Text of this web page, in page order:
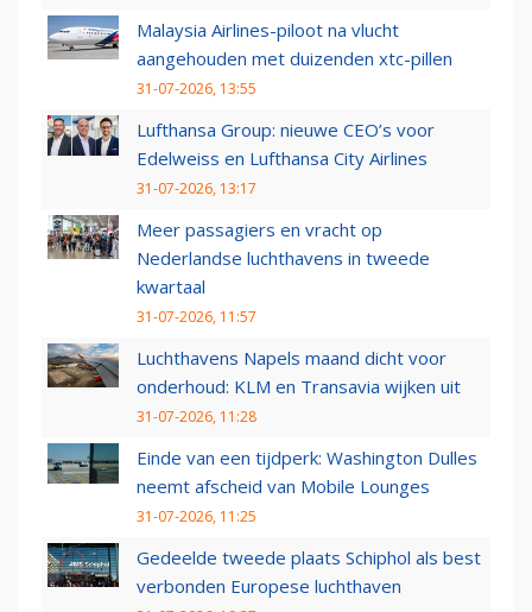
Malaysia Airlines-piloot na vlucht
aangehouden met duizenden xtc-pillen
31-07-2026, 13:55
Lufthansa Group: nieuwe CEO’s voor
Edelweiss en Lufthansa City Airlines
31-07-2026, 13:17
Meer passagiers en vracht op
Nederlandse luchthavens in tweede
kwartaal
31-07-2026, 11:57
Luchthavens Napels maand dicht voor
onderhoud: KLM en Transavia wijken uit
31-07-2026, 11:28
Einde van een tijdperk: Washington Dulles
neemt afscheid van Mobile Lounges
31-07-2026, 11:25
Gedeelde tweede plaats Schiphol als best
verbonden Europese luchthaven